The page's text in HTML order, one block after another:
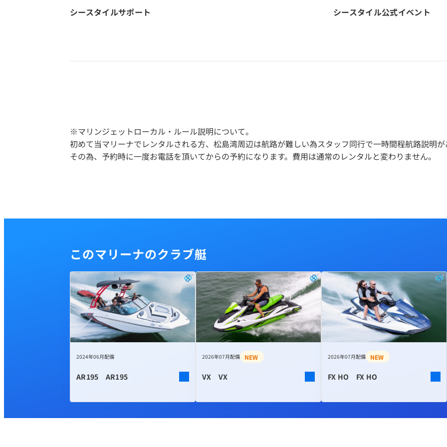
シースタイルサポート シースタイル公式イベント
※マリンジェットローカル・ルール説明について。
初めて当マリーナでレンタルされる方、松島湾周辺は航路が難しい為スタッフ同行で一時間程航路説明が
その為、予約時に一度お電話を頂いてからの予約になります。費用は通常のレンタルと変わりません。
このマリーナのクラブ艇
2024年06月配備
AR195 AR195
2026年07月配備 NEW
VX VX
2026年07月配備 NEW
FX HO FX HO